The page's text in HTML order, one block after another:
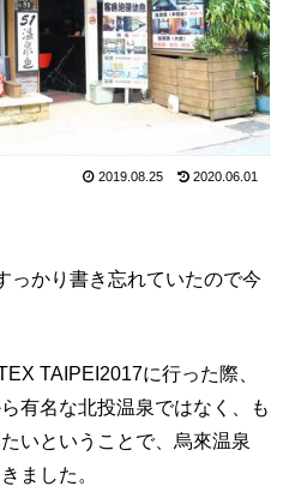
2019.08.25 2020.06.01
っかり書き忘れていたので今
TAIPEI2017に行った際、
有名な北投温泉ではなく、も
いということで、烏來温泉
ました。